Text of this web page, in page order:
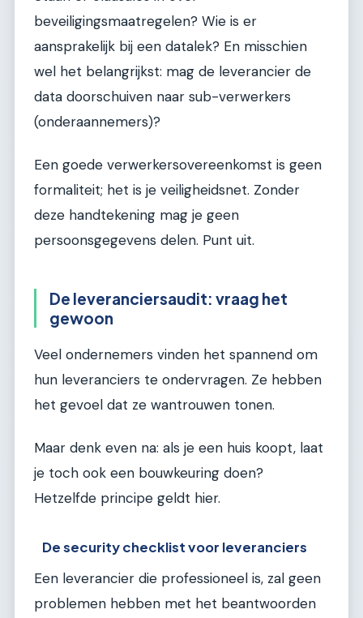
beveiligingsmaatregelen? Wie is er
aansprakelijk bij een datalek? En misschien
wel het belangrijkst: mag de leverancier de
data doorschuiven naar sub-verwerkers
(onderaannemers)?
Een goede verwerkersovereenkomst is geen
formaliteit; het is je veiligheidsnet. Zonder
deze handtekening mag je geen
persoonsgegevens delen. Punt uit.
De leveranciersaudit: vraag het
gewoon
Veel ondernemers vinden het spannend om
hun leveranciers te ondervragen. Ze hebben
het gevoel dat ze wantrouwen tonen.
Maar denk even na: als je een huis koopt, laat
je toch ook een bouwkeuring doen?
Hetzelfde principe geldt hier.
De security checklist voor leveranciers
Een leverancier die professioneel is, zal geen
problemen hebben met het beantwoorden